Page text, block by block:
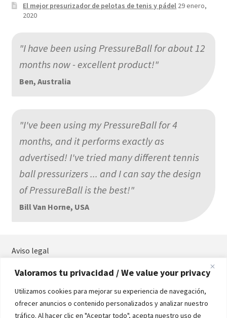
Valoramos tu privacidad / We value your privacy
Utilizamos cookies para mejorar su experiencia de navegación,
ofrecer anuncios o contenido personalizados y analizar nuestro
tráfico. Al hacer clic en "Aceptar todo", acepta nuestro uso de
El mejor presurizador de pelotas de tenis y pádel 29 enero,
2020
"I have been using PressureBall for about 12
months now - excellent product!"
Ben, Australia
"I've been using my PressureBall for 4
months, and it performs exactly as
advertised! I've tried many different tennis
ball pressurizers ... and I can say the design
of PressureBall is the best!"
Bill Van Horne, USA
Aviso legal
Política de privacidad
Política de cookies
Contacta
Manual